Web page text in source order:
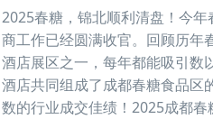
2025春糖，锦北顺利清盘！今
商工作已经圆满收官。回顾历
酒店展区之一，每年都能吸引数
酒店共同组成了成都春糖食品
数的行业成交佳绩！2025成都